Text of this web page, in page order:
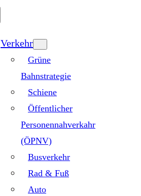
Verkehr
Grüne
Bahnstrategie
Schiene
Öffentlicher
Personennahverkahr
(ÖPNV)
Busverkehr
Rad & Fuß
Auto